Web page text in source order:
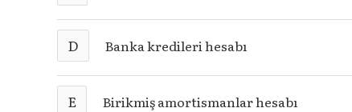
D Banka kredileri hesabı
E Birikmiş amortismanlar hesabı